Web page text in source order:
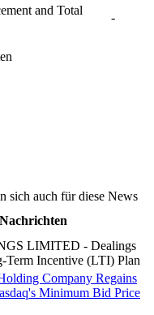
and Total
-
sich auch für diese News
LIMITED - Dealings
Term Incentive (LTI) Plan
Company Regains
Minimum Bid Price